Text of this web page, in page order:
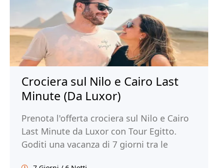
Crociera sul Nilo e Cairo Last
Minute (Da Luxor)
Prenota l'offerta crociera sul Nilo e Cairo
Last Minute da Luxor con Tour Egitto.
Goditi una vacanza di 7 giorni tra le